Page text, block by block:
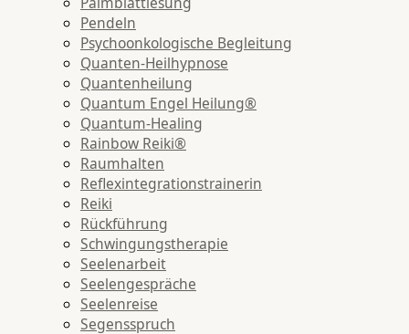
Pendeln
Psychoonkologische Begleitung
Quanten-Heilhypnose
Quantenheilung
Quantum Engel Heilung®
Quantum-Healing
Rainbow Reiki®
Raumhalten
Reflexintegrationstrainerin
Reiki
Rückführung
Schwingungstherapie
Seelenarbeit
Seelengespräche
Seelenreise
Segensspruch